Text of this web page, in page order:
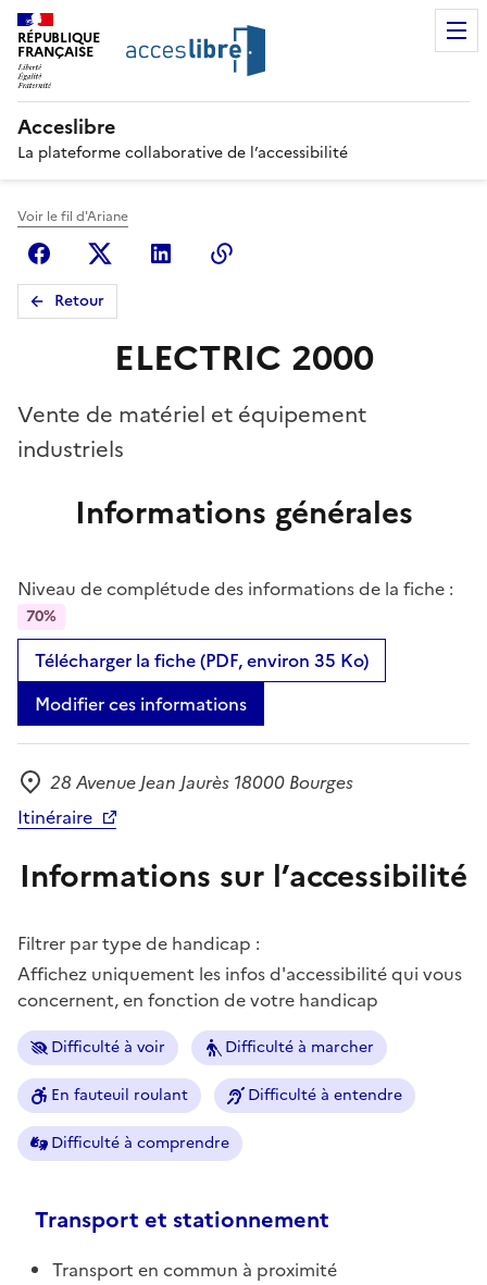
RÉPUBLIQUE
FRANÇAISE
Acceslibre
La plateforme collaborative de l’accessibilité
Voir le fil d'Ariane
FacebookX (anciennement Twitter)
Linkedin
Retour
ELECTRIC 2000
Vente de matériel et équipement
industriels
Informations générales
Niveau de complétude des informations de la fiche :
70%
Télécharger la fiche (PDF, environ 35 Ko)
Modifier ces informations
Adresse
28 Avenue Jean Jaurès 18000 Bourges
Itinéraire
Informations sur l’accessibilité
Filtrer par type de handicap :
Affichez uniquement les infos d'accessibilité qui vous
concernent, en fonction de votre handicap
Difficulté à voir Difficulté à marcher
En fauteuil roulant Difficulté à entendre
Difficulté à comprendre
Transport et stationnement
Transport en commun à proximité